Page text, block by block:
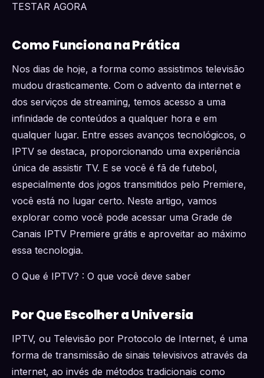
TESTAR AGORA
Como Funciona na Prática
Nos dias de hoje, a forma como assistimos televisão
mudou drasticamente. Com o advento da internet e
dos serviços de streaming, temos acesso a uma
infinidade de conteúdos a qualquer hora e em
qualquer lugar. Entre esses avanços tecnológicos, o
IPTV se destaca, proporcionando uma experiência
única de assistir TV. E se você é fã de futebol,
especialmente dos jogos transmitidos pelo Premiere,
você está no lugar certo. Neste artigo, vamos
explorar como você pode acessar uma Grade de
Canais IPTV Premiere grátis e aproveitar ao máximo
essa tecnologia.
O Que é IPTV? : O que você deve saber
Por Que Escolher a Universia
IPTV, ou Televisão por Protocolo de Internet, é uma
forma de transmissão de sinais televisivos através da
internet, ao invés de métodos tradicionais como